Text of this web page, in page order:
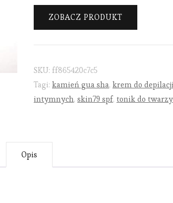
ZOBACZ PRODUKT
SKU: ff865420c7c5
Tagi: kamień gua sha, krem do
intymnych, skin79 spf, tonik do twarzy
Opis